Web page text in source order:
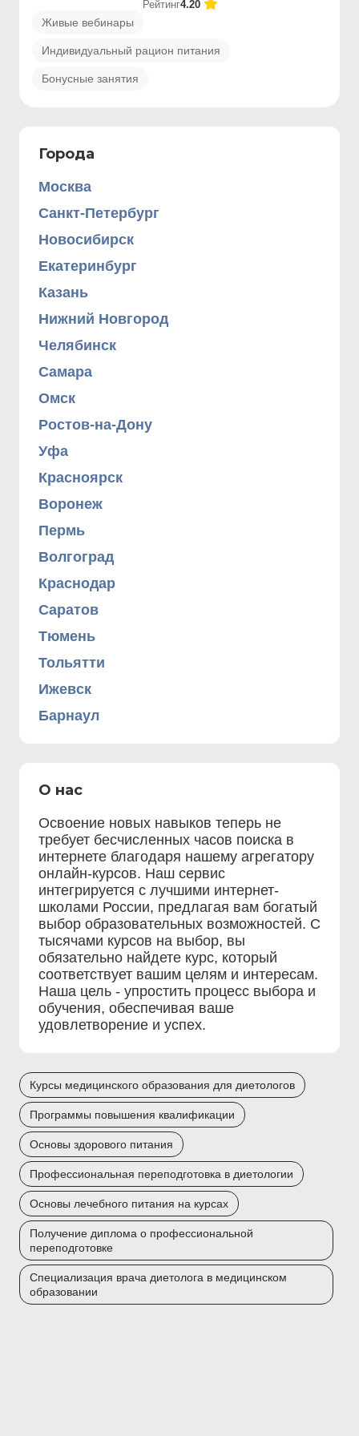
Рейтинг4.20
Живые вебинары
Индивидуальный рацион питания
Бонусные занятия
Города
Москва
Санкт-Петербург
Новосибирск
Екатеринбург
Казань
Нижний Новгород
Челябинск
Самара
Омск
Ростов-на-Дону
Уфа
Красноярск
Воронеж
Пермь
Волгоград
Краснодар
Саратов
Тюмень
Тольятти
Ижевск
Барнаул
О нас
Освоение новых навыков теперь не
требует бесчисленных часов поиска в
интернете благодаря нашему агрегатору
онлайн-курсов. Наш сервис
интегрируется с лучшими интернет-
школами России, предлагая вам богатый
выбор образовательных возможностей. С
тысячами курсов на выбор, вы
обязательно найдете курс, который
соответствует вашим целям и интересам.
Наша цель - упростить процесс выбора и
обучения, обеспечивая ваше
удовлетворение и успех.
Курсы медицинского образования для диетологов
Программы повышения квалификации
Основы здорового питания
Профессиональная переподготовка в диетологии
Основы лечебного питания на курсах
Получение диплома о профессиональной
переподготовке
Специализация врача диетолога в медицинском
образовании